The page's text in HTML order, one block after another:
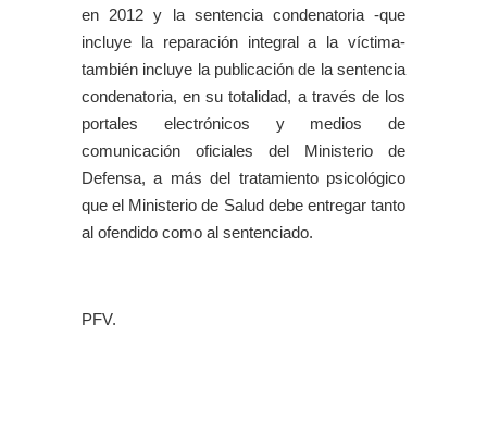
en 2012 y la sentencia condenatoria -que
incluye la reparación integral a la víctima-
también incluye la publicación de la sentencia
condenatoria, en su totalidad, a través de los
portales electrónicos y medios de
comunicación oficiales del Ministerio de
Defensa, a más del tratamiento psicológico
que el Ministerio de Salud debe entregar tanto
al ofendido como al sentenciado.
PFV.